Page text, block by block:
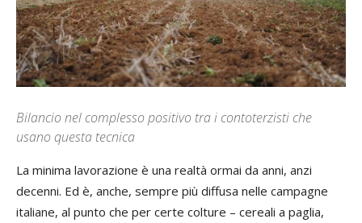
Bilancio nel complesso positivo tra i contoterzisti che
usano questa tecnica
La minima lavorazione è una realtà ormai da anni, anzi
decenni. Ed è, anche, sempre più diffusa nelle campagne
italiane, al punto che per certe colture – cereali a paglia,